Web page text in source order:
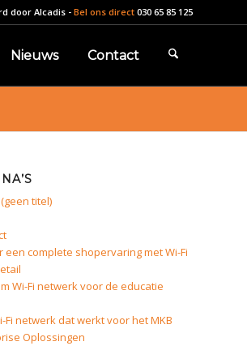
doorAlcadis - Bel ons direct 030 65 85 125
Nieuws Contact
titel)
een complete shopervaring met Wi-Fi
Wi-Fi netwerk voor de educatie
Fi netwerk dat werkt voor het MKB
Oplossingen